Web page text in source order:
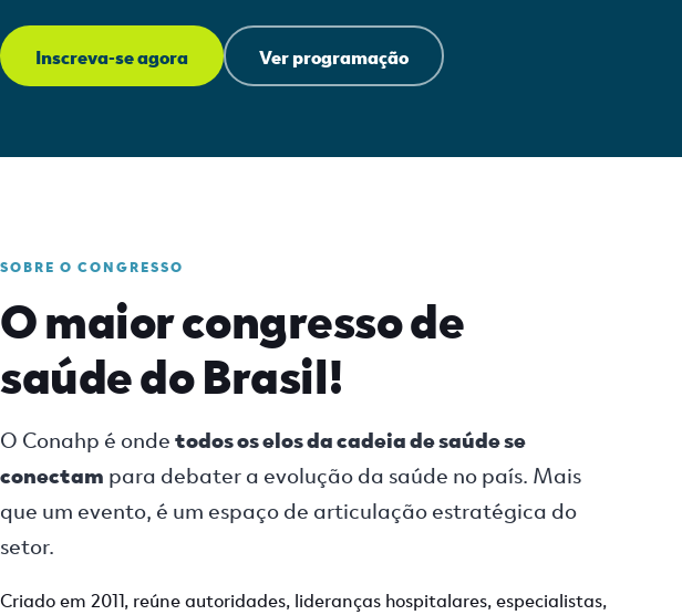
Inscreva-se agora Ver programação
SOBRE O CONGRESSO
O maior congresso de
saúde do Brasil!
O Conahp é ondetodos os elos da cadeia de saúde se
conectam para debater a evolução da saúde no país. Mais
que um evento, é um espaço de articulação estratégica do
setor.
Criado em 2011, reúne autoridades, lideranças hospitalares, especialistas,